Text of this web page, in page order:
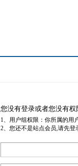
您没有登录或者您没有
1、用户组权限：你所属的用
2、您还不是站点会员,请先登